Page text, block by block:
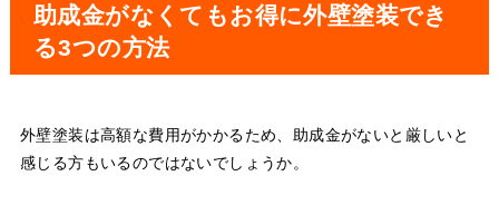
助成金がなくてもお得に外壁塗装でき
る3つの方法
外壁塗装は高額な費用がかかるため、助成金がないと厳しいと
感じる方もいるのではないでしょうか。